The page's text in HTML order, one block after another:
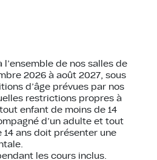
de nos salles de
2026 à août 2027, sous
d’âge prévues par nos
restrictions propres à
enfant de moins de 14
d’un adulte et tout
ans doit présenter une
les cours inclus.